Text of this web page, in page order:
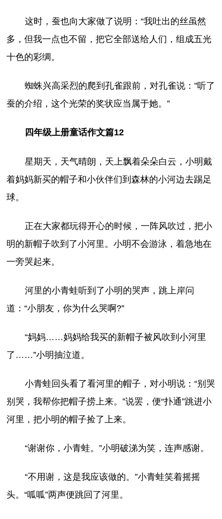
这时，蚕也向大家做了说明：“我吐出的丝虽然
多，但我一点也不留，把它全部送给人们，组成五光
十色的彩绸。
蜘蛛兴高采烈的爬到孔雀跟前，对孔雀说："听了
蚕的介绍，这个光荣的奖状应当属于她。”
四年级上册童话作文篇12
星期天，天气晴朗，天上飘着朵朵白云，小明戴
着妈妈新买的帽子和小伙伴们到森林的小河边去踢足
球。
正在大家都玩得开心的时候，一阵风吹过，把小
明的新帽子吹到了小河里。小明不会游泳，着急地在
一旁哭起来。
河里的小青蛙听到了小明的哭声，跳上岸问
道：“小朋友，你为什么哭啊?”
“妈妈……妈妈给我买的新帽子被风吹到小河里
了……”小明抽泣道。
小青蛙回头看了看河里的帽子，对小明说：“别哭
别哭，我帮你把帽子捞上来。”说罢，便“扑通”跳进小
河里，把小明的帽子捡了上来。
“谢谢你，小青蛙。”小明破涕为笑，连声感谢。
“不用谢，这是我应该做的。”小青蛙笑着摇摇
头。“呱呱”两声便跳回了河里。